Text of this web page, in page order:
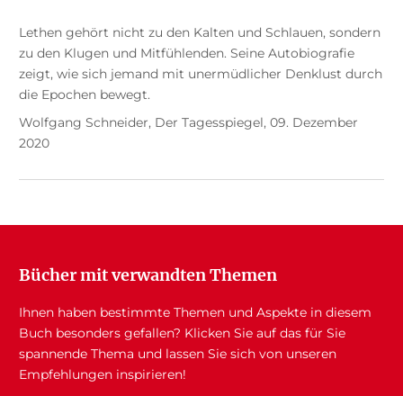
Lethen gehört nicht zu den Kalten und Schlauen, sondern
zu den Klugen und Mitfühlenden. Seine Autobiografie
zeigt, wie sich jemand mit unermüdlicher Denklust durch
die Epochen bewegt.
Wolfgang Schneider, Der Tagesspiegel, 09. Dezember
2020
Bücher mit verwandten Themen
Ihnen haben bestimmte Themen und Aspekte in diesem
Buch besonders gefallen? Klicken Sie auf das für Sie
spannende Thema und lassen Sie sich von unseren
Empfehlungen inspirieren!